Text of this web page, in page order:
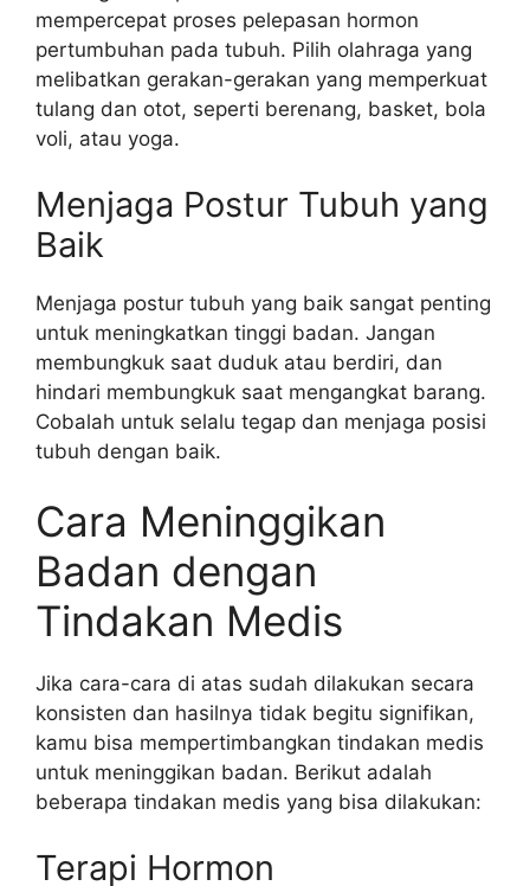
mempercepat proses pelepasan hormon
pertumbuhan pada tubuh. Pilih olahraga yang
melibatkan gerakan-gerakan yang memperkuat
tulang dan otot, seperti berenang, basket, bola
voli, atau yoga.
Menjaga Postur Tubuh yang
Baik
Menjaga postur tubuh yang baik sangat penting
untuk meningkatkan tinggi badan. Jangan
membungkuk saat duduk atau berdiri, dan
hindari membungkuk saat mengangkat barang.
Cobalah untuk selalu tegap dan menjaga posisi
tubuh dengan baik.
Cara Meninggikan
Badan dengan
Tindakan Medis
Jika cara-cara di atas sudah dilakukan secara
konsisten dan hasilnya tidak begitu signifikan,
kamu bisa mempertimbangkan tindakan medis
untuk meninggikan badan. Berikut adalah
beberapa tindakan medis yang bisa dilakukan:
Terapi Hormon